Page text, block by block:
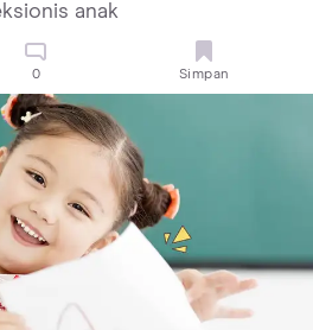
anak
0 Simpan